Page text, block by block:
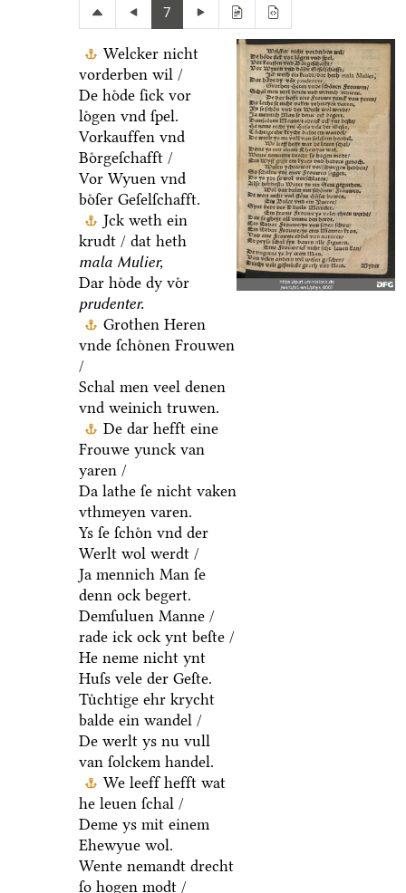
7
Welcker nicht
vorderben wil /
De hoͤde ſick vor
loͤgen vnd ſpel.
Vorkauffen vnd
Boͤrgeſchafft /
Vor Wyuen vnd
boͤſer Geſelſchafft.
Jck weth ein
krudt / dat heth
mala Mulier,
Dar hoͤde dy voͤr
prudenter.
Grothen Heren
vnde ſchoͤnen Frouwen
/
Schal men veel denen
vnd weinich truwen.
De dar hefft eine
Frouwe yunck van
yaren /
Da lathe ſe nicht vaken
vthmeyen varen.
Ys ſe ſchoͤn vnd der
Werlt wol werdt /
Ja mennich Man ſe
denn ock begert.
Demſuluen Manne /
rade ick ock ynt beſte /
He neme nicht ynt
Huſs vele der Geſte.
Tuͤchtige ehr krycht
balde ein wandel /
De werlt ys nu vull
van ſolckem handel.
We leeff hefft wat
he leuen ſchal /
Deme ys mit einem
Ehewyue wol.
Wente nemandt drecht
ſo hogen modt /